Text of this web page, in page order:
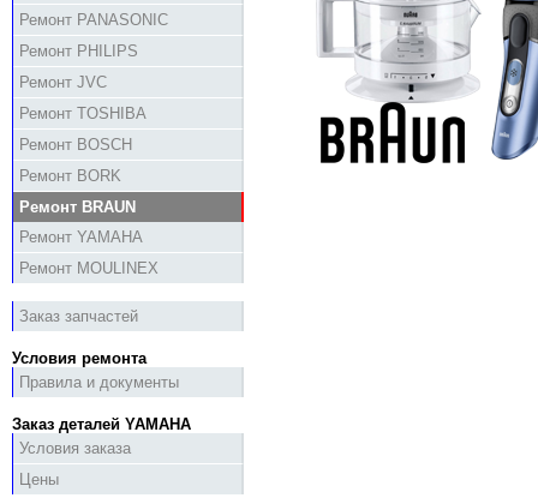
Ремонт PANASONIC
Ремонт PHILIPS
Ремонт JVC
Ремонт TOSHIBA
Ремонт BOSCH
Ремонт BORK
Ремонт BRAUN
Ремонт YAMAHA
Ремонт MOULINEX
Заказ запчастей
Условия ремонта
Правила и документы
Заказ деталей YAMAHA
Условия заказа
Цены